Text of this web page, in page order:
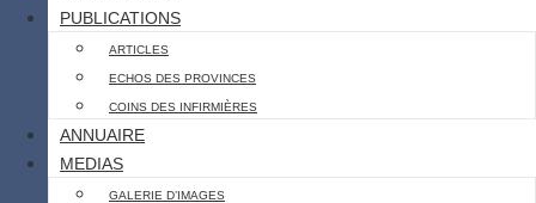
PUBLICATIONS
ARTICLES
ECHOS DES PROVINCES
COINS DES INFIRMIÈRES
ANNUAIRE
MEDIAS
GALERIE D’IMAGES